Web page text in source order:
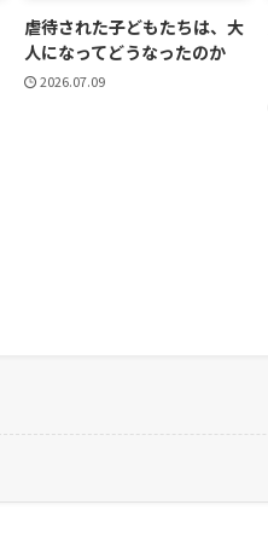
虐待された子どもたちは、大
人になってどうなったのか
2026.07.09